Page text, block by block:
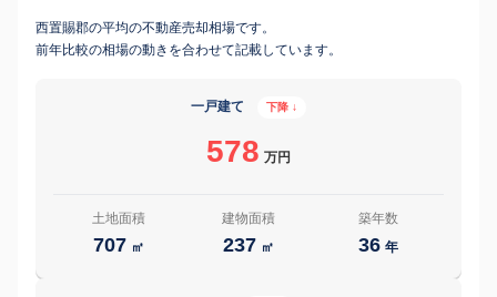
西置賜郡の平均の不動産売却相場です。
前年比較の相場の動きを合わせて記載しています。
一戸建て 下降 ↓
578 万円
土地面積
707 ㎡
建物面積
237 ㎡
築年数
36 年